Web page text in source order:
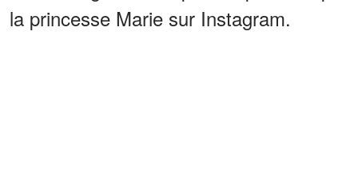
la princesse Marie sur Instagram.